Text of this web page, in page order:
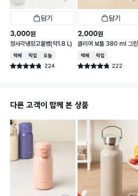
담기
3,000원
정사각냉장고물병(약1.8 L)
택배배송매장픽업오늘배송
별점 4.8점 224
건 작성
담기
2,000원
클리어 보틀 380 ml 그린
택배배송매장픽업
별점 4.8점 222
건 작성
다른 고객이 함께 본 상품